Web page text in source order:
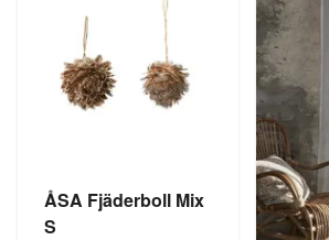
ÅSA Fjäderboll Mix
S